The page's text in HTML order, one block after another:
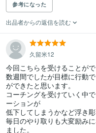
参考になった
出品者からの返信を読む
久留米12
今回こちらを受けることが
数週間でしたが目標に行動
ができたと思います。
コーチングを受けていく中
ーションが
低下してしまうかなど浮き
毎日のやり取りも大変励み
ました。